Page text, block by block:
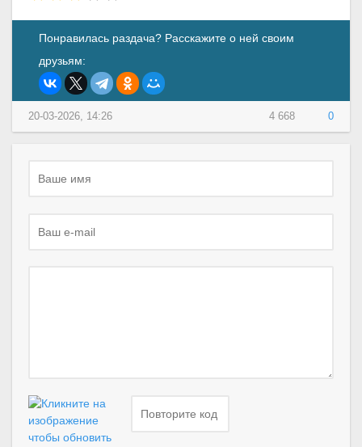
Понравилась раздача? Расскажите о ней своим
друзьям:
4 668 0
20-03-2026, 14:26